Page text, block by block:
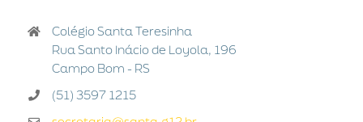
Colégio Santa Teresinha
Rua Santo Inácio de Loyola, 196
Campo Bom - RS
(51) 3597 1215